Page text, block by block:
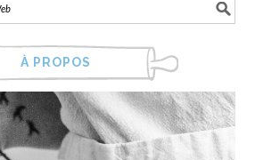
À PROPOS